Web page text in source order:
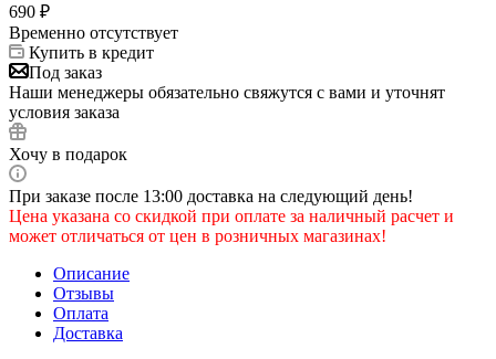
690 ₽
Временно отсутствует
Купить в кредит
Под заказ
Наши менеджеры обязательно свяжутся с вами и уточнят
условия заказа
Хочу в подарок
При заказе после 13:00 доставка на следующий день!
Цена указана со скидкой при оплате за наличный расчет и
может отличаться от цен в розничных магазинах!
Описание
Отзывы
Оплата
Доставка